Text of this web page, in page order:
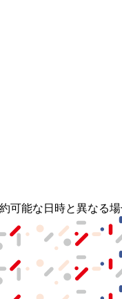
可能な日時と異なる